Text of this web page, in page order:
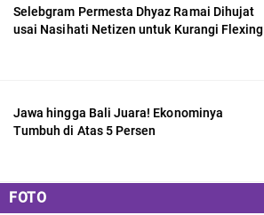
Selebgram Permesta Dhyaz Ramai Dihujat
usai Nasihati Netizen untuk Kurangi Flexing
Jawa hingga Bali Juara! Ekonominya
Tumbuh di Atas 5 Persen
FOTO